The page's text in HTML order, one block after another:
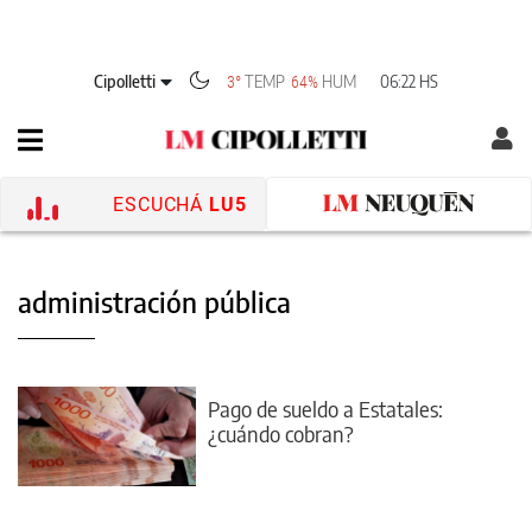
Cipolletti 3° TEMP 64% HUM 06:22 HS
ESCUCHÁ LU5
administración pública
Pago de sueldo a Estatales:
¿cuándo cobran?